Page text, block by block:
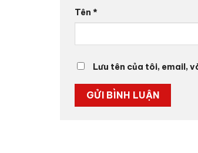
Tên *
Lưu tên của tôi, email,